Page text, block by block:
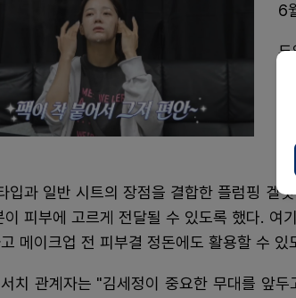
6
입과 일반 시트의 장점을 결합한 플럼핑 겔
이 피부에 고르게 전달될 수 있도록 했다. 여
메이크업 전 피부결 정돈에도 활용할 수 있
치 관계자는 "김세정이 중요한 무대를 앞